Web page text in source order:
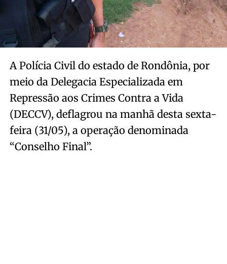
A Polícia Civil do estado de Rondônia, por
meio da Delegacia Especializada em
Repressão aos Crimes Contra a Vida
(DECCV), deflagrou na manhã desta sexta-
feira (31/05), a operação denominada
“Conselho Final”.